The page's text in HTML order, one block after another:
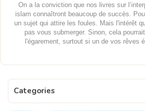
On a la conviction que nos livres sur
islam connaîtront beaucoup de succès.
un sujet qui attire les foules. Mais l'intérêt
pas vous submerger. Sinon, cela
l'égarement, surtout si un de vos rêves
Categories